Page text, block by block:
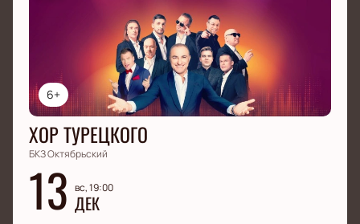
6+
ХОР ТУРЕЦКОГО
БКЗ Октябрьский
13 вс, 19:00
ДЕК